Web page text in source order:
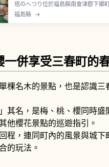
塔のへつり位於福島縣南會津郡下鄉
（大川）長年侵蝕風化而成的峽谷景勝
福島縣 →
一併享受三春町的
棵名木的景點，也是認識三
其名，是梅、桃、櫻同時盛
他櫻花景點的巡遊指引。
程，連同町內的風景與城下
的玩法。